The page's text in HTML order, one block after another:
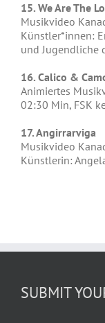
15. We Are The
Musikvideo
Künstler*innen:
und Jugendliche
16. Calico &
Animiertes
02:30 Min, FSK
17. Angirrarviga
Musikvideo
Künstlerin:
SUBMIT